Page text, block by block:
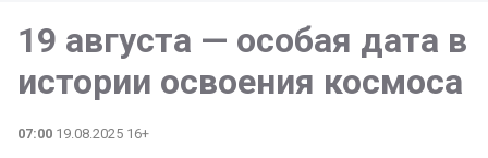
19 августа — особая дата в
истории освоения космоса
07:00 19.08.2025 16+